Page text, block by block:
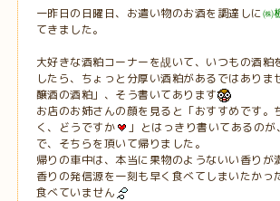
一昨日の日曜日、お遣い物のお酒を調達しに㈱
てきました。
大好きな酒粕コーナーを覘いて、いつもの酒粕
したら、ちょっと分厚い酒粕があるではありま
醸酒の酒粕」、そう書いてあります
お店のお姉さんの顔を見ると「おすすめです。
く、どうですか
」とはっきり書いてあるの
で、そちらを頂いて帰りました。
帰りの車中は、本当に果物のようないい香りが
香りの発信源を一刻も早く食べてしまいたかっ
食べていません